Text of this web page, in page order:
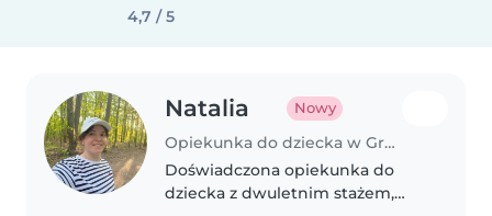
4,7 / 5
Natalia Nowy
Opiekunka do dziecka w Grzymolowo
Doświadczona opiekunka do
dziecka z dwuletnim stażem,